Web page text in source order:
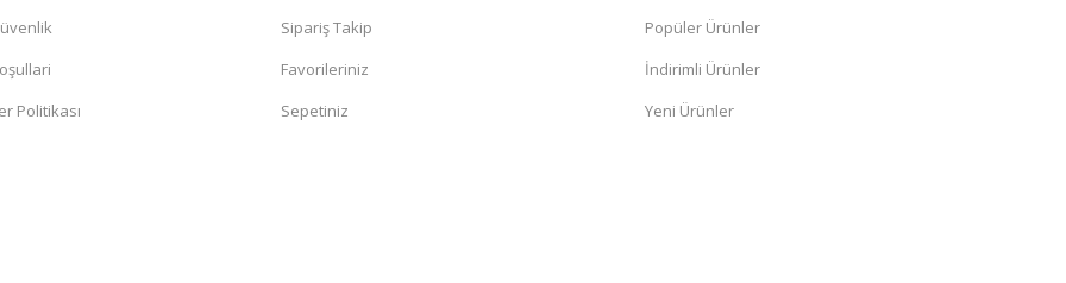
Politikası
Sipariş Takip
Favorileriniz
Sepetiniz
Popüler Ürünler
İndirimli Ürünler
Yeni Ürünler